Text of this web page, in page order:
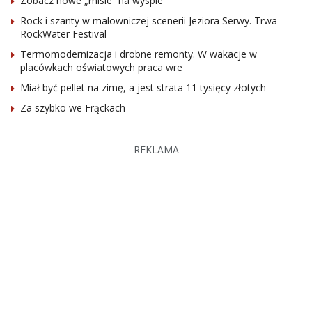
Rock i szanty w malowniczej scenerii Jeziora Serwy. Trwa
RockWater Festival
Termomodernizacja i drobne remonty. W wakacje w
placówkach oświatowych praca wre
Miał być pellet na zimę, a jest strata 11 tysięcy złotych
Za szybko we Frąckach
REKLAMA